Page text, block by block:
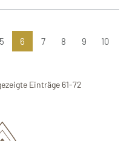
5 6 7 8 9
10
Einträge 61-72